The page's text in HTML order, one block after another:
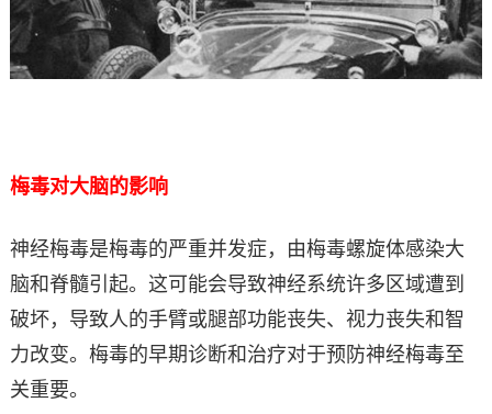
梅毒对大脑的影响
神经梅毒是梅毒的严重并发症，由梅毒螺旋体感染大
脑和脊髓引起。这可能会导致神经系统许多区域遭到
破坏，导致人的手臂或腿部功能丧失、视力丧失和智
力改变。梅毒的早期诊断和治疗对于预防神经梅毒至
关重要。